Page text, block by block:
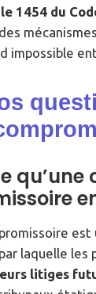
1454 du
impossible
qu’une
est
laquelle les
litiges